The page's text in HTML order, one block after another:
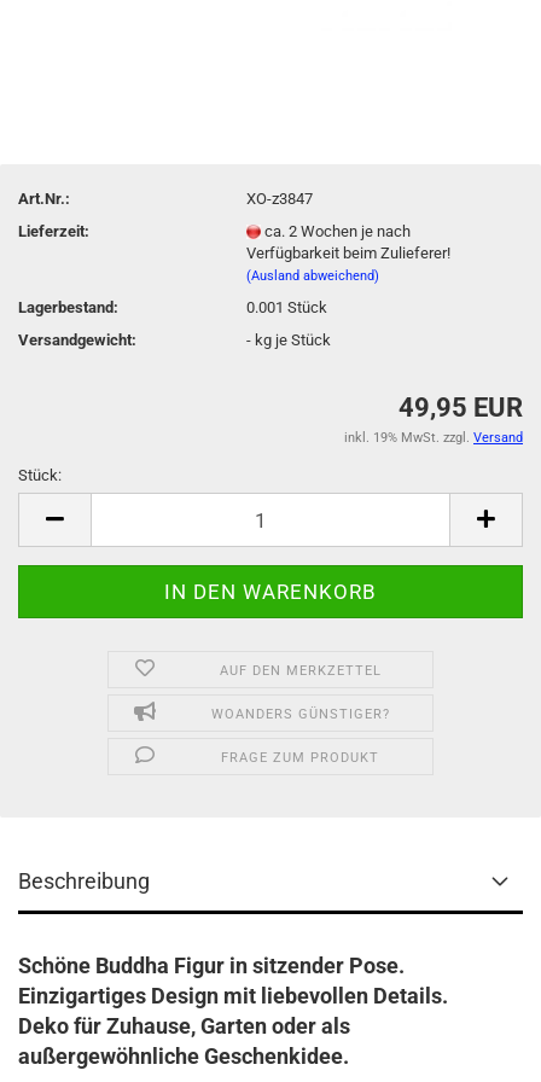
Art.Nr.:
XO-z3847
Lieferzeit:
ca. 2 Wochen je nach
Verfügbarkeit beim Zulieferer!
(Ausland abweichend)
Lagerbestand: 0.001Stück
Versandgewicht:
- kg je Stück
49,95 EUR
inkl. 19% MwSt. zzgl. Versand
Stück:
AUF DEN MERKZETTEL
WOANDERS GÜNSTIGER?
FRAGE ZUM PRODUKT
Beschreibung
Schöne Buddha Figur in sitzender Pose.
Einzigartiges Design mit liebevollen Details.
Deko für Zuhause, Garten oder als
außergewöhnliche Geschenkidee.